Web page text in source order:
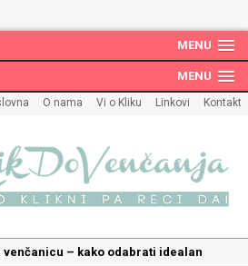
MENU
MENU
O nama Vi o Kliku Linkovi Kontakt
venčanicu – kako odabrati idealan